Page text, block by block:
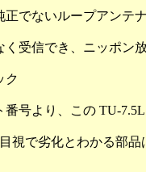
正でないループアンテ
く受信でき、ニッポン
ク
号より、この TU-
視で劣化とわかる部品